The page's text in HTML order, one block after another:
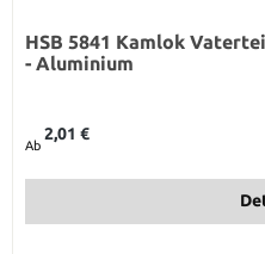
HSB 5841 Kamlok
- Aluminium
Ab
2,01 €